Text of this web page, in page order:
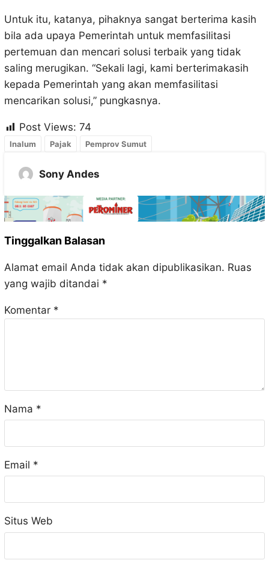
Untuk itu, katanya, pihaknya sangat berterima kasih
bila ada upaya Pemerintah untuk memfasilitasi
pertemuan dan mencari solusi terbaik yang tidak
saling merugikan. “Sekali lagi, kami berterimakasih
kepada Pemerintah yang akan memfasilitasi
mencarikan solusi,” pungkasnya.
Post Views: 74
Inalum Pajak Pemprov Sumut
Sony Andes
Tinggalkan Balasan
Alamat email Anda tidak akan dipublikasikan. Ruas
yang wajib ditandai *
Komentar *
Nama *
Email *
Situs Web